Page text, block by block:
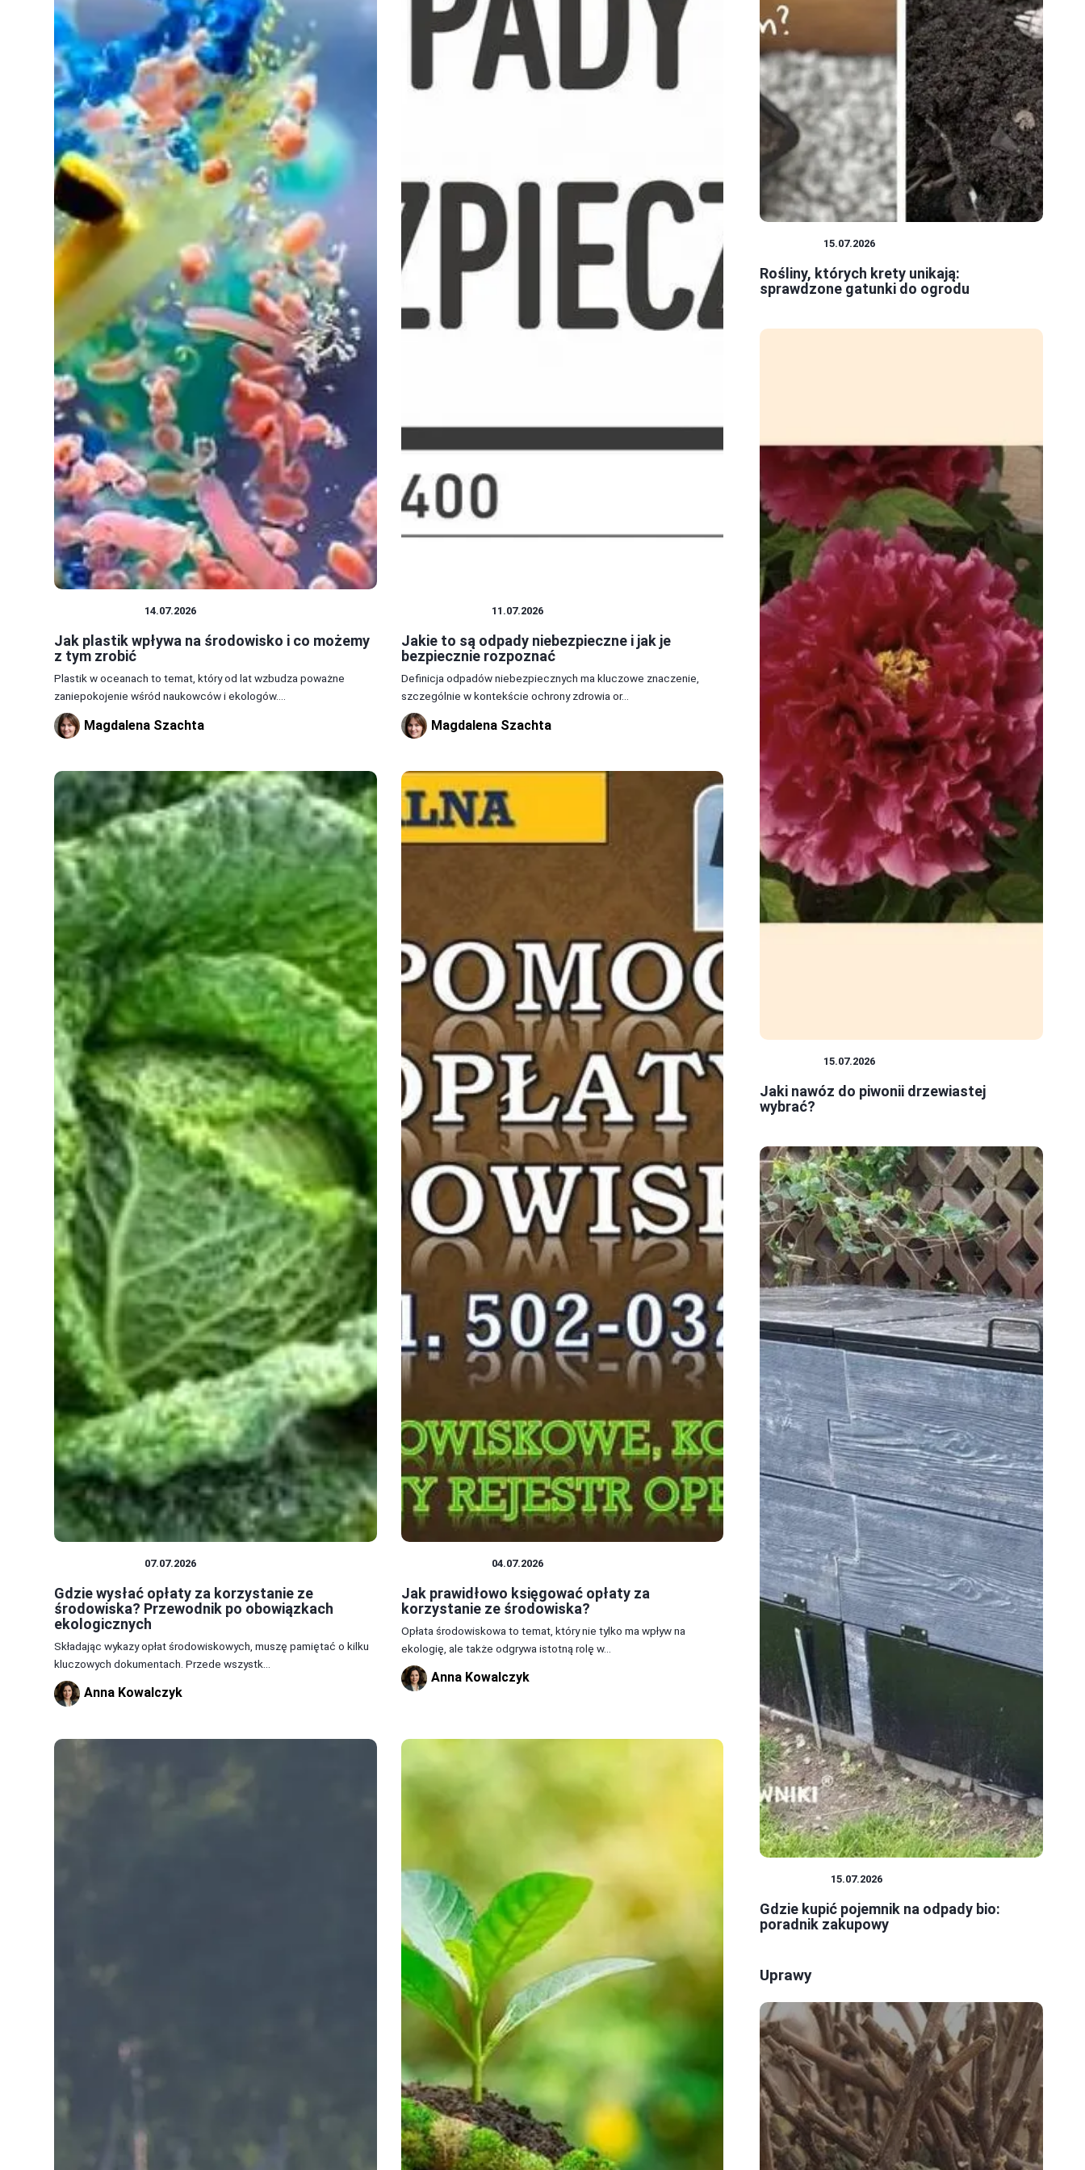
14.07.2026
Jak plastik wpływa na środowisko i co możemy
z tym zrobić
Plastik w oceanach to temat, który od lat wzbudza poważne
zaniepokojenie wśród naukowców i ekologów....
Magdalena Szachta
11.07.2026
Jakie to są odpady niebezpieczne i jak je
bezpiecznie rozpoznać
Definicja odpadów niebezpiecznych ma kluczowe znaczenie,
szczególnie w kontekście ochrony zdrowia or...
Magdalena Szachta
07.07.2026
Gdzie wysłać opłaty za korzystanie ze
środowiska? Przewodnik po obowiązkach
ekologicznych
Składając wykazy opłat środowiskowych, muszę pamiętać o kilku
kluczowych dokumentach. Przede wszystk...
Anna Kowalczyk
04.07.2026
Jak prawidłowo księgować opłaty za
korzystanie ze środowiska?
Opłata środowiskowa to temat, który nie tylko ma wpływ na
ekologię, ale także odgrywa istotną rolę w...
Anna Kowalczyk
15.07.2026
Rośliny, których krety unikają:
sprawdzone gatunki do ogrodu
15.07.2026
Jaki nawóz do piwonii drzewiastej
wybrać?
15.07.2026
Gdzie kupić pojemnik na odpady bio:
poradnik zakupowy
Uprawy